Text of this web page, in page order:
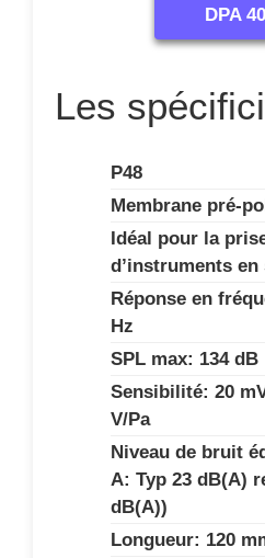
DPA
Les
P48
Membrane pré-
Idéal pour la
d’instruments
Réponse en
Hz
SPL max: 134 dB
Sensibilité: 20
V/Pa
Niveau de bruit
A: Typ 23 dB(A)
dB(A))
Longueur: 120